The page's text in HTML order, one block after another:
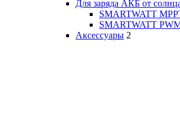
Для заряда АКБ от
SMARTWATT
SMARTWATT
Аксессуары 2